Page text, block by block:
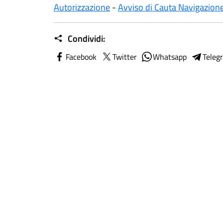
Autorizzazione-Avviso di Cauta
Condividi:
Facebook Twitter Whatsapp